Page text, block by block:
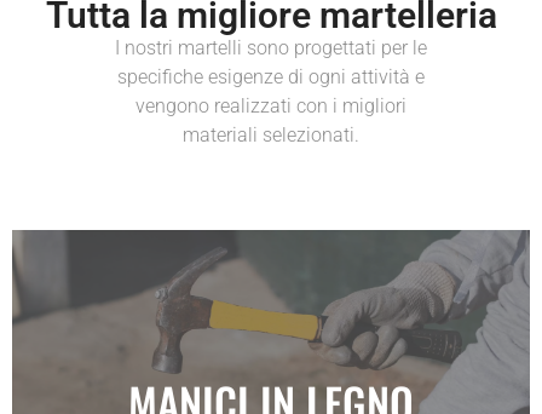
Tutta la migliore martelleria
I nostri martelli sono progettati per le
specifiche esigenze di ogni attività e
vengono realizzati con i migliori
materiali selezionati.
I migliori martelli per l'edilizia e la carpenteria, con
manici in legno e in sintex. Precisi, robusti e sempre